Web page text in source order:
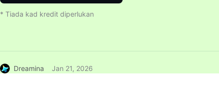
* Tiada kad kredit diperlukan
Dreamina Jan 21, 2026